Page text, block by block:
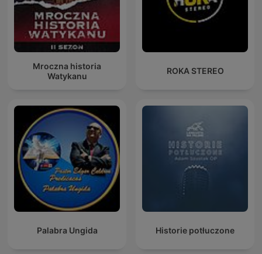
Mroczna historia
Watykanu
ROKA STEREO
Palabra Ungida Historie potłuczone